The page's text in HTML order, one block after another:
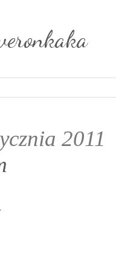
2011